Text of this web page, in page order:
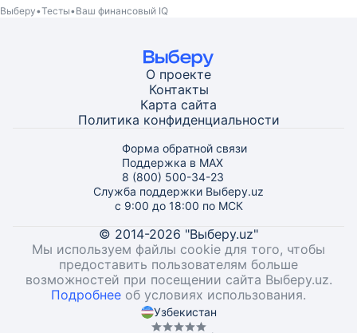
Выберу Тесты Ваш финансовый IQ
О проекте
Контакты
Карта сайта
Политика конфиденциальности
Форма обратной связи
Поддержка в MAX
8 (800) 500-34-23
Служба поддержки Выберу.uz
с 9:00 до 18:00 по МСК
© 2014-2026 "Выберу.uz"
Мы используем файлы cookie для того, чтобы
предоставить пользователям больше
возможностей при посещении сайта Выберу.uz.
Подробнее об условиях использования.
Узбекистан